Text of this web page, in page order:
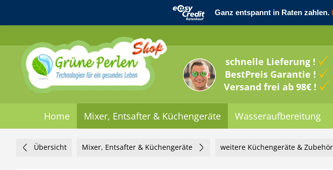
schnelle Lieferung !
BestPreis Garantie !
Versand frei ab 98€ !
Home Mixer, Entsafter & Küchengeräte Wasseraufbereitung
Übersicht Mixer, Entsafter & Küchengeräte weitere Küchengeräte & Zubehör